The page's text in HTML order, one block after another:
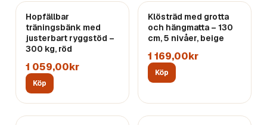
Hopfällbar
träningsbänk med
justerbart ryggstöd –
300 kg, röd
1 059,00kr
Köp
Klösträd med grotta
och hängmatta – 130
cm, 5 nivåer, beige
1 169,00kr
Köp